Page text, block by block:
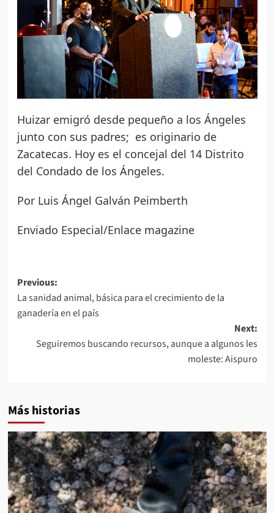
Huizar emigró desde pequeño a los Ángeles
junto con sus padres; es originario de
Zacatecas. Hoy es el concejal del 14 Distrito
del Condado de los Ángeles.
Por Luis Ángel Galván Peimberth
Enviado Especial/Enlace magazine
Post
navigation
Previous:
La sanidad animal, básica para el crecimiento de la
ganadería en el país
Next:
Seguiremos buscando recursos, aunque a algunos les
moleste: Aispuro
Más historias